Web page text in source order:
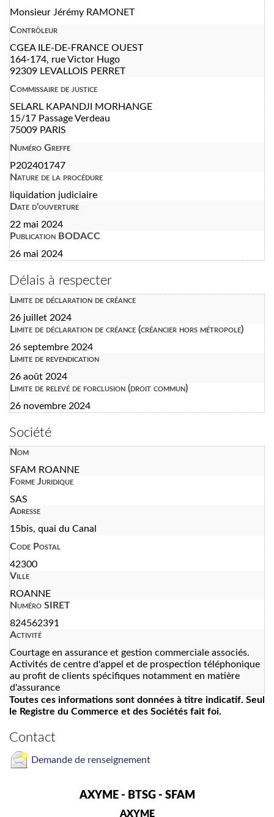
Monsieur Jérémy RAMONET
Contrôleur
CGEA ILE-DE-FRANCE OUEST
164-174, rue Victor Hugo
92309 LEVALLOIS PERRET
Commissaire de justice
SELARL KAPANDJI MORHANGE
15/17 Passage Verdeau
75009 PARIS
Numéro Greffe
P202401747
Nature de la procédure
liquidation judiciaire
Date d'ouverture
22 mai 2024
Publication BODACC
26 mai 2024
Délais à respecter
Limite de déclaration de créance
26 juillet 2024
Limite de déclaration de créance (créancier hors métropole)
26 septembre 2024
Limite de revendication
26 août 2024
Limite de relevé de forclusion (droit commun)
26 novembre 2024
Société
Nom
SFAM ROANNE
Forme Juridique
SAS
Adresse
15bis, quai du Canal
Code Postal
42300
Ville
ROANNE
Numéro SIRET
824562391
Activité
Courtage en assurance et gestion commerciale associés.
Activités de centre d'appel et de prospection téléphonique
au profit de clients spécifiques notamment en matière
d'assurance
Toutes ces informations sont données à titre indicatif. Seul
le Registre du Commerce et des Sociétés fait foi.
Contact
Demande de renseignement
AXYME - BTSG - SFAM
AXYME